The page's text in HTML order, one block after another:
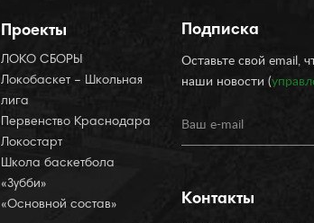
Проекты
ЛОКО СБОРЫ
Локобаскет – Школьная
лига
Первенство Краснодара
Локостарт
Школа баскетбола
«Зубби»
«Основной состав»
Подписка
Оставьте свой email,
наши новости (
Контакты